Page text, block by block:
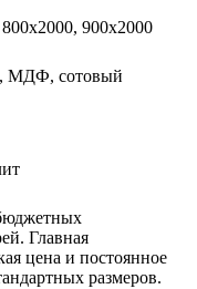
900x2000
МДФ, сотовый
Главная
цена и постоянное
размеров.